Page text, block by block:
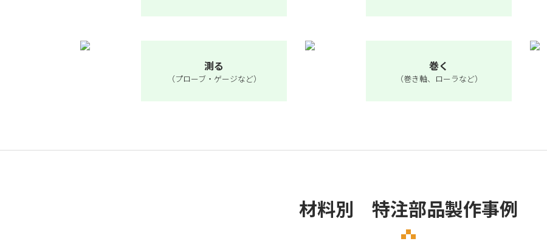
測る
（プローブ・ゲージなど）
巻く
（巻き軸、ローラなど）
材料別 特注部品製作事例